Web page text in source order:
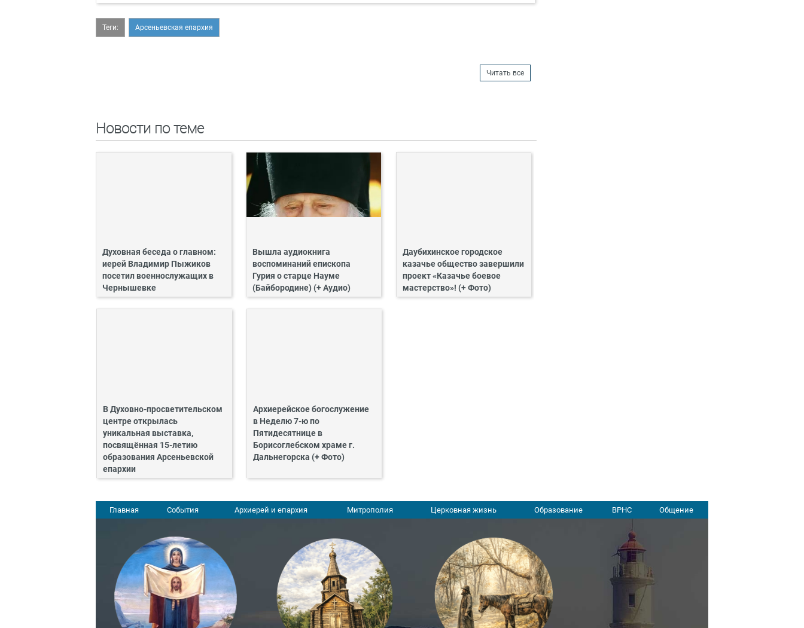
Теги: Арсеньевская епархия
Читать все
Новости по теме
Духовная беседа о главном:
иерей Владимир Пыжиков
посетил военнослужащих в
Чернышевке
Вышла аудиокнига
воспоминаний епископа
Гурия о старце Науме
(Байбородине) (+ Аудио)
Даубихинское городское
казачье общество завершили
проект «Казачье боевое
мастерство»! (+ Фото)
В Духовно-просветительском
центре открылась
уникальная выставка,
посвящённая 15-летию
образования Арсеньевской
епархии
Архиерейское богослужение
в Неделю 7-ю по
Пятидесятнице в
Борисоглебском храме г.
Дальнегорска (+ Фото)
Главная События Архиерей и епархия Митрополия Церковная жизнь Образование ВРНС Общение